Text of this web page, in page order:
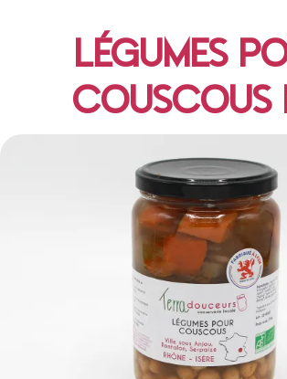
LÉGUMES
COUSCOUS